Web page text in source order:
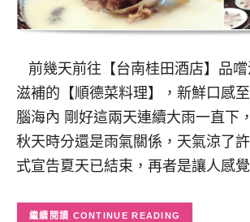
前幾天前往【台南桂田酒店】品
滋補的【順德菜料理】，新鮮口感
腦海內 剛好這兩天連續大雨一直下
秋天時分還是雨氣關係，天氣涼了
式宣告夏天已結束，再者是讓人感
CONTINUE READING